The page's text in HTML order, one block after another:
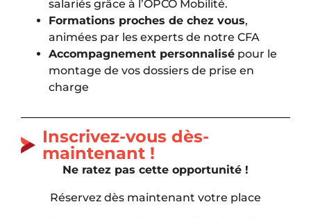
salariés grâce à l’OPCO Mobilité.
Formations proches de chez vous,
animées par les experts de notre CFA
Accompagnement personnalisé pour le
montage de vos dossiers de prise en
charge
Inscrivez-vous dès-
maintenant !
Ne ratez pas cette opportunité !
Réservez dès maintenant votre place